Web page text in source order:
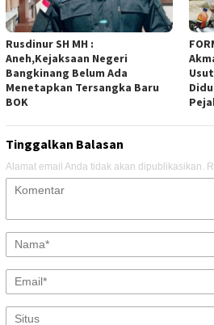
Rusdinur SH MH :
Aneh,Kejaksaan Negeri
Bangkinang Belum Ada
Menetapkan Tersangka Baru
BOK
Tinggalkan Balasan
Alamat email Anda tidak akan dipublikasikan.